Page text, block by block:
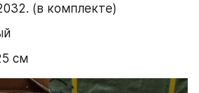
(в комплекте)
см